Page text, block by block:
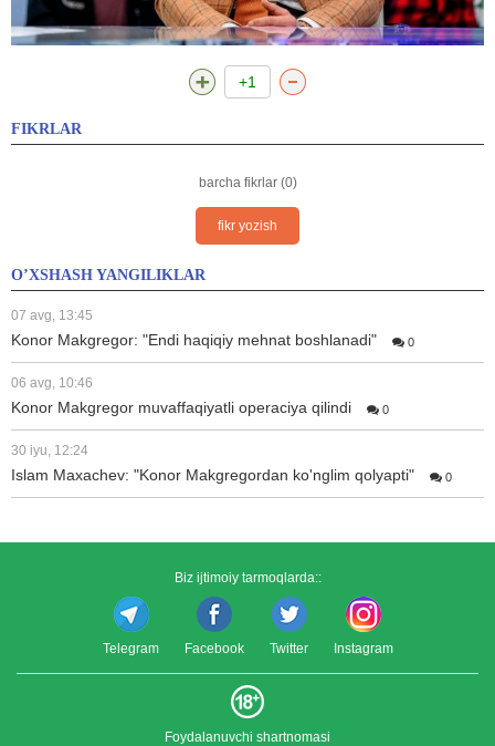
+1
FIKRLAR
barcha fikrlar (0)
fikr yozish
O’XSHASH YANGILIKLAR
07 avg, 13:45
Konor Makgregor: "Endi haqiqiy mehnat boshlanadi" 0
06 avg, 10:46
Konor Makgregor muvaffaqiyatli operaciya qilindi 0
30 iyu, 12:24
Islam Maxachev: "Konor Makgregordan ko'nglim qolyapti" 0
Biz ijtimoiy tarmoqlarda::
Telegram Facebook Twitter Instagram
Foydalanuvchi shartnomasi